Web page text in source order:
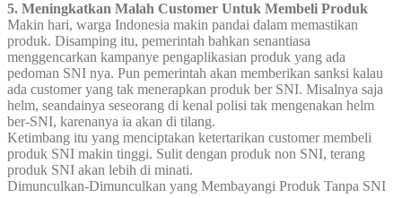
5. Meningkatkan Malah Customer Untuk Membeli Produk
Makin hari, warga Indonesia makin pandai dalam memastikan
produk. Disamping itu, pemerintah bahkan senantiasa
menggencarkan kampanye pengaplikasian produk yang ada
pedoman SNI nya. Pun pemerintah akan memberikan sanksi kalau
ada customer yang tak menerapkan produk ber SNI. Misalnya saja
helm, seandainya seseorang di kenal polisi tak mengenakan helm
ber-SNI, karenanya ia akan di tilang.
Ketimbang itu yang menciptakan ketertarikan customer membeli
produk SNI makin tinggi. Sulit dengan produk non SNI, terang
produk SNI akan lebih di minati.
Dimunculkan-Dimunculkan yang Membayangi Produk Tanpa SNI